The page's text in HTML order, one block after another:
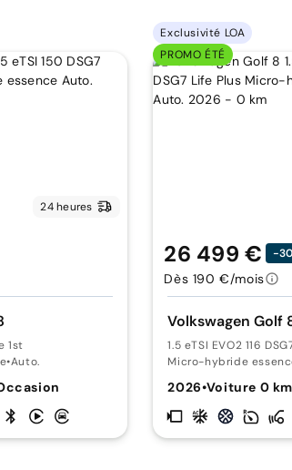
24 heures
1st
•Auto.
Exclusivité LOA
PROMO ÉTÉ
Volkswagen Golf
1.5 eTSI EVO2 116
Micro-hybride
2026•Voiture 0 km
26 499 € -
Dès 190 €/mois